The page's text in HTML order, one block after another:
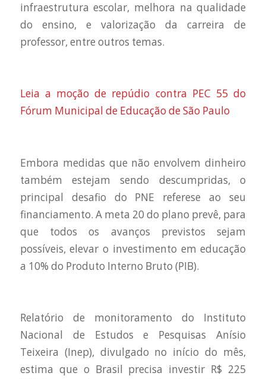
infraestrutura escolar, melhora na qualidade
do ensino, e valorização da carreira de
professor, entre outros temas.
Leia a moção de repúdio contra PEC 55 do
Fórum Municipal de Educação de São Paulo
Embora medidas que não envolvem dinheiro
também estejam sendo descumpridas, o
principal desafio do PNE refere­se ao seu
financiamento. A meta 20 do plano prevê, para
que todos os avanços previstos sejam
possíveis, elevar o investimento em educação
a 10% do Produto Interno Bruto (PIB).
Relatório de monitoramento do Instituto
Nacional de Estudos e Pesquisas Anísio
Teixeira (Inep), divulgado no início do mês,
estima que o Brasil precisa investir R$ 225